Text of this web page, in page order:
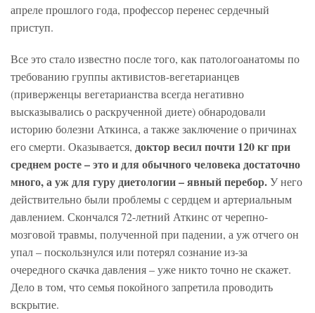
апреле прошлого года, профессор перенес сердечный
приступ.
Все это стало известно после того, как патологоанатомы по
требованию группы активистов-вегетарианцев
(приверженцы вегетарианства всегда негативно
высказывались о раскрученной диете) обнародовали
историю болезни Аткинса, а также заключение о причинах
его смерти. Оказывается, доктор весил почти 120 кг при
среднем росте – это и для обычного человека достаточно
много, а уж для гуру диетологии – явный перебор.У него
действительно были проблемы с сердцем и артериальным
давлением. Скончался 72-летний Аткинс от черепно-
мозговой травмы, полученной при падении, а уж отчего он
упал – поскользнулся или потерял сознание из-за
очередного скачка давления – уже никто точно не скажет.
Дело в том, что семья покойного запретила проводить
вскрытие.